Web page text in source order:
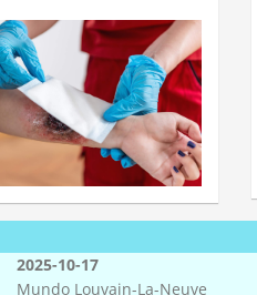
2025-10-17
Mundo Louvain-La-Neuve